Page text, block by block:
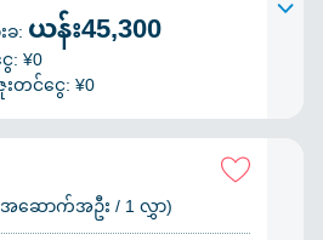
:ယန်း45,300
: ¥0
းတင်ငွေ: ¥0
ဆောက်အဦး / 1 လွှာ)